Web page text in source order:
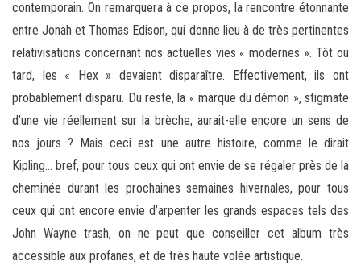
contemporain. On remarquera à ce propos, la rencontre étonnante
entre Jonah et Thomas Edison, qui donne lieu à de très pertinentes
relativisations concernant nos actuelles vies « modernes ». Tôt ou
tard, les « Hex » devaient disparaître. Effectivement, ils ont
probablement disparu. Du reste, la « marque du démon », stigmate
d’une vie réellement sur la brèche, aurait-elle encore un sens de
nos jours ? Mais ceci est une autre histoire, comme le dirait
Kipling… bref, pour tous ceux qui ont envie de se régaler près de la
cheminée durant les prochaines semaines hivernales, pour tous
ceux qui ont encore envie d’arpenter les grands espaces tels des
John Wayne trash, on ne peut que conseiller cet album très
accessible aux profanes, et de très haute volée artistique.